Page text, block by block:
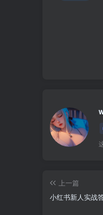
上一篇
小红书新人实战